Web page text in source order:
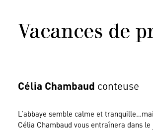
Vacances de
Célia Chambaud conteuse
L’abbaye semble calme et
Célia Chambaud vous entraînera dans